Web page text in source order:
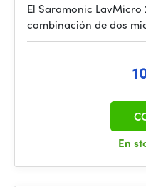
El Saramonic
combinación de dos
En